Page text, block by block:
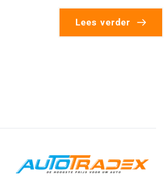
Lees verder